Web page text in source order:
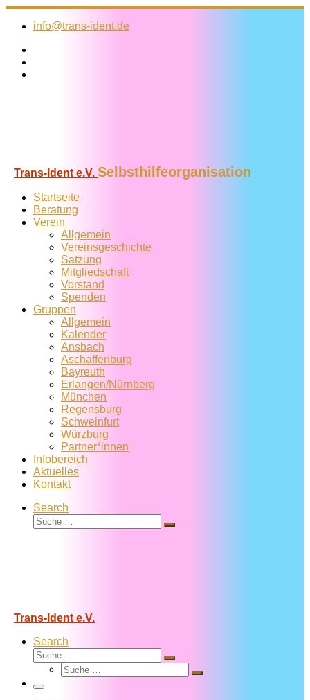
Zum
Inhalt
info@trans-ident.de
Trans-Ident e.V. Selbsthilfeorganisation
Startseite
Beratung
Verein
Allgemein
Vereins­geschichte
Satzung
Mitglied­schaft
Vorstand
Spenden
Gruppen
Allgemein
Kalender
Ansbach
Aschaffenburg
Bayreuth
Erlangen/Nürnberg
München
Regensburg
Schweinfurt
Würzburg
Partner*innen
Infobereich
Aktuelles
Kontakt
Search
Suche
Suche
Trans-Ident e.V.
Search
Suche
Suche
Suche
Suche
Menü